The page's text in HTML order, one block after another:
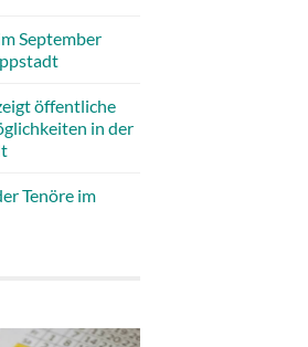
September
öffentliche
in der
Tenöre im